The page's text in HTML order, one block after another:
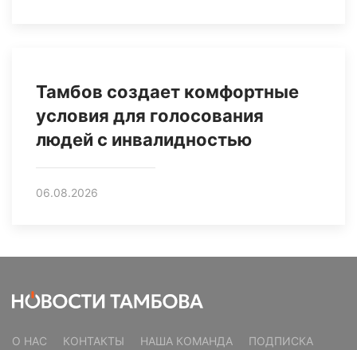
Тамбов создает комфортные
условия для голосования
людей с инвалидностью
06.08.2026
О НАС КОНТАКТЫ НАША КОМАНДА ПОДПИСКА